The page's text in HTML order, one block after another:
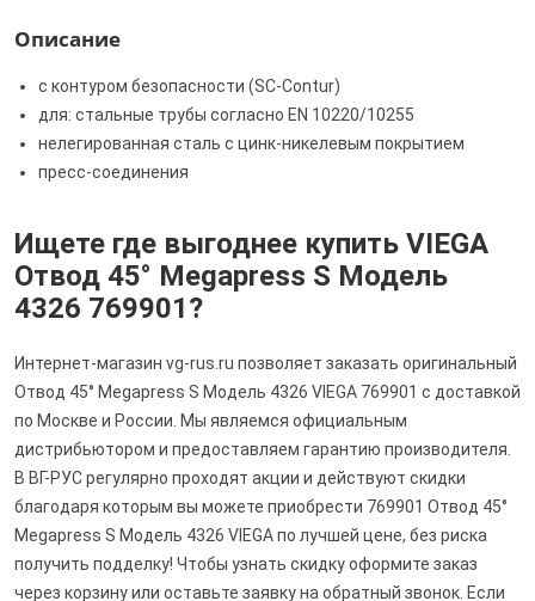
Описание
с контуром безопасности (SC‑Contur)
для: стальные трубы согласно EN 10220/10255
нелегированная сталь с цинк-никелевым покрытием
пресс-соединения
Ищете где выгоднее купить VIEGA
Отвод 45° Megapress S Модель
4326 769901?
Интернет-магазин vg-rus.ru позволяет заказать оригинальный
Отвод 45° Megapress S Модель 4326 VIEGA 769901 с доставкой
по Москве и России. Мы являемся официальным
дистрибьютором и предоставляем гарантию производителя.
В ВГ-РУС регулярно проходят акции и действуют скидки
благодаря которым вы можете приобрести 769901 Отвод 45°
Megapress S Модель 4326 VIEGA по лучшей цене, без риска
получить подделку! Чтобы узнать скидку оформите заказ
через корзину или оставьте заявку на обратный звонок. Если